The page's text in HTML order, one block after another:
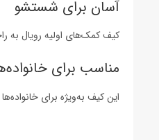
آسان برای شستشو
کیف کمک‌های اولیه رویال به
مناسب برای
این کیف به‌ویژه برای